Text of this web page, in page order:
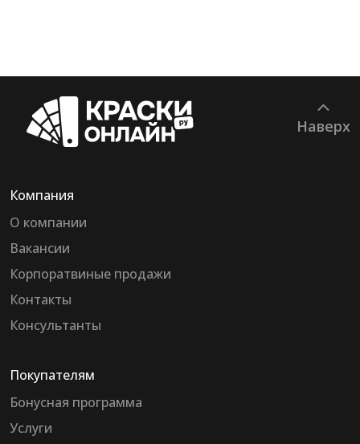
Наверх
Компания
О компании
Вакансии
Корпоратвиные продажи
Контакты
Консультанты
Покупателям
Бонусная программа
Услуги